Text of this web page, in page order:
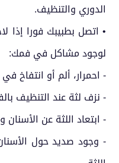
الدوري والتنظيف.
• اتصل بطبيبك فورا إذا
لوجود مشاكل في فمك:
- احمرار، ألم أو انتفاخ في
- نزف لثة عند التنظيف
- ابتعاد اللثة عن
- وجود صديد حول